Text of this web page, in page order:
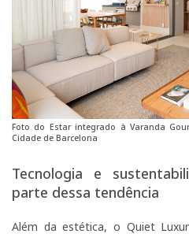
Foto do Estar integrado à Varanda
Cidade de Barcelona
Tecnologia e
parte dessa tendência
Além da estética, o Quiet